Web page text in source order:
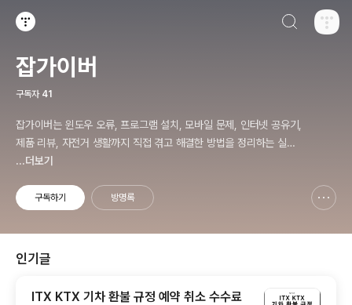
잡가이버
구독자 41
잡가이버는 윈도우 오류, 프로그램 설치, 모바일 문제, 인터넷 공유기,
제품 리뷰, 자전거 생활까지 직접 겪고 해결한 방법을 정리하는 실전
문제 해결 블로그입니다.
...더보기
구독하기 방명록
인기글
ITX KTX 기차 환불 규정 예약 취소 수수료